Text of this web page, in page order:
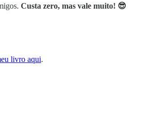
Custa zero, mas vale muito! 😎
livro aqui.